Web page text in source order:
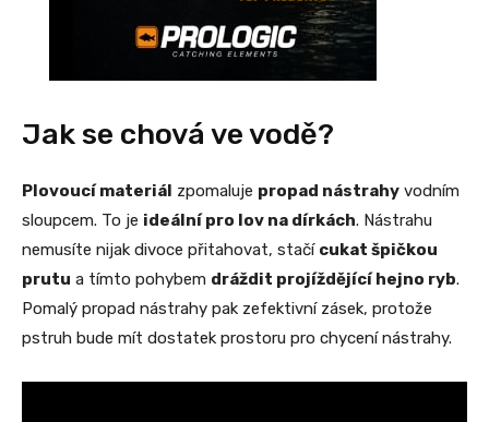
Jak se chová ve vodě?
Plovoucí materiál zpomaluje propad nástrahy vodním
sloupcem. To je ideální pro lov na dírkách. Nástrahu
nemusíte nijak divoce přitahovat, stačí cukat špičkou
prutu a tímto pohybem dráždit projíždějící hejno ryb.
Pomalý propad nástrahy pak zefektivní zásek, protože
pstruh bude mít dostatek prostoru pro chycení nástrahy.